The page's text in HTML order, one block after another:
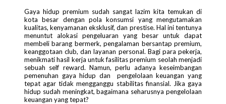
Gaya hidup premium sudah sangat lazim kita temukan di
kota besar dengan pola konsumsi yang mengutamakan
kualitas, kenyamanan eksklusif, dan prestise. Hal ini tentunya
menuntut alokasi pengeluaran yang besar untuk dapat
membeli barang bermerk, pengalaman bersantap premium,
keanggotaan club, dan layanan personal. Bagi para pekerja,
menikmati hasil kerja untuk fasilitas premium seolah menjadi
sebuah self reward. Namun, perlu adanya keseimbangan
pemenuhan gaya hidup dan pengelolaan keuangan yang
tepat agar tidak mengganggu stabilitas finansial. Jika gaya
hidup sudah meningkat, bagaimana seharusnya pengelolaan
keuangan yang tepat?